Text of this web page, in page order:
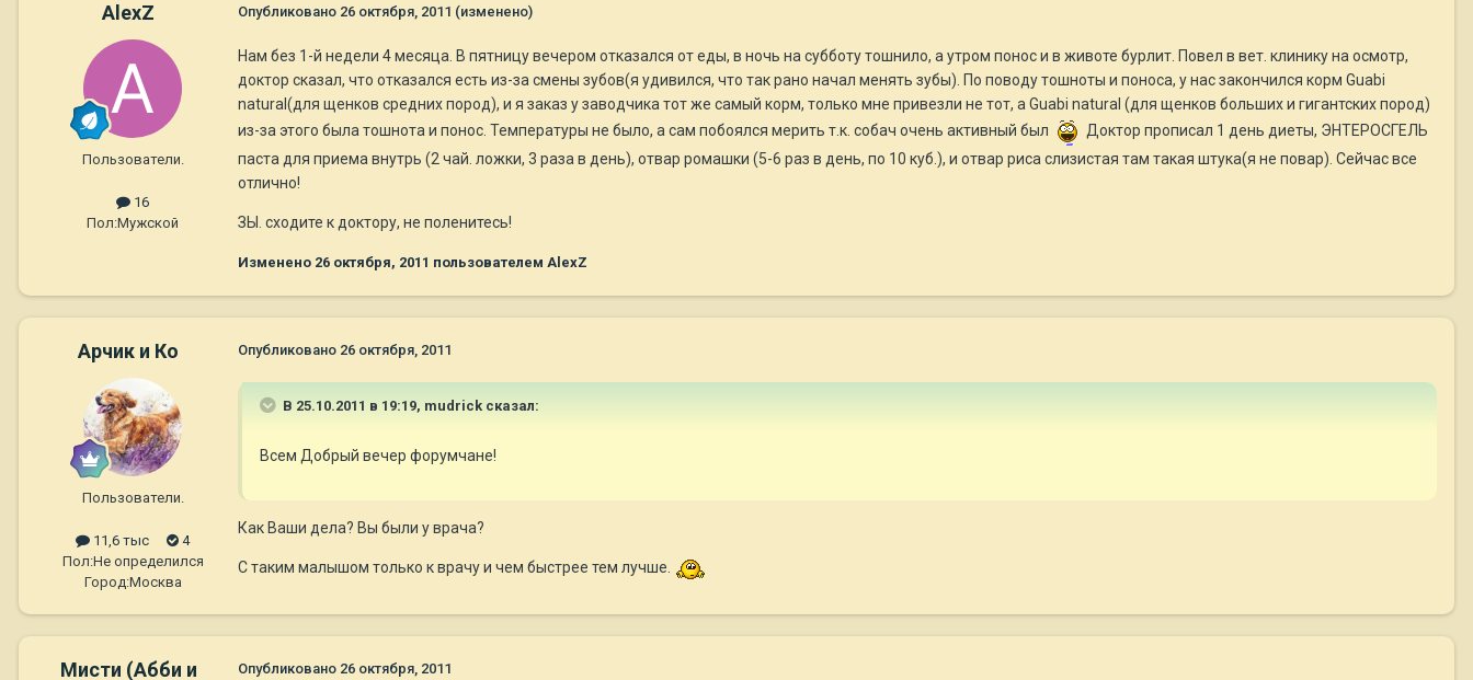
AlexZ
Пользователи.
16
Пол:Мужской
Опубликовано 26 октября, 2011 (изменено)
Нам без 1-й недели 4 месяца. В пятницу вечером отказался от еды, в ночь на субботу тошнило, а утром понос и в животе бурлит. Повел в вет. клинику на осмотр,
доктор сказал, что отказался есть из-за смены зубов(я удивился, что так рано начал менять зубы). По поводу тошноты и поноса, у нас закончился корм Guabi
natural(для щенков средних пород), и я заказ у заводчика тот же самый корм, только мне привезли не тот, а Guabi natural (для щенков больших и гигантских пород)
из-за этого была тошнота и понос. Температуры не было, а сам побоялся мерить т.к. собач очень активный был
Доктор прописал 1 день диеты, ЭНТЕРОСГЕЛЬ
паста для приема внутрь (2 чай. ложки, 3 раза в день), отвар ромашки (5-6 раз в день, по 10 куб.), и отвар риса слизистая там такая штука(я не повар). Сейчас все
отлично!
ЗЫ. сходите к доктору, не поленитесь!
Изменено 26 октября, 2011 пользователем AlexZ
Арчик и Ко
Пользователи.
11,6 тыс
4
Пол:Не определился
Город:Москва
Опубликовано 26 октября, 2011
В 25.10.2011 в 19:19, mudrick сказал:
Всем Добрый вечер форумчане!
Как Ваши дела? Вы были у врача?
С таким малышом только к врачу и чем быстрее тем лучше.
Мисти (Абби и Опубликовано 26 октября, 2011